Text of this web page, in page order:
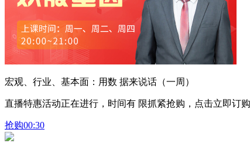
宏观、行业、基本面：用数 据来说话（一周）
直播特惠活动正在进行，时间有 限抓紧抢购，点击立即订购
抢购00:30